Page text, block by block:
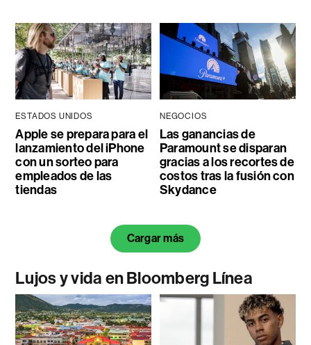
ESTADOS UNIDOS
Apple se prepara para el
lanzamiento del iPhone
con un sorteo para
empleados de las
tiendas
NEGOCIOS
Las ganancias de
Paramount se disparan
gracias a los recortes de
costos tras la fusión con
Skydance
Cargar más
Lujos y vida en Bloomberg Línea